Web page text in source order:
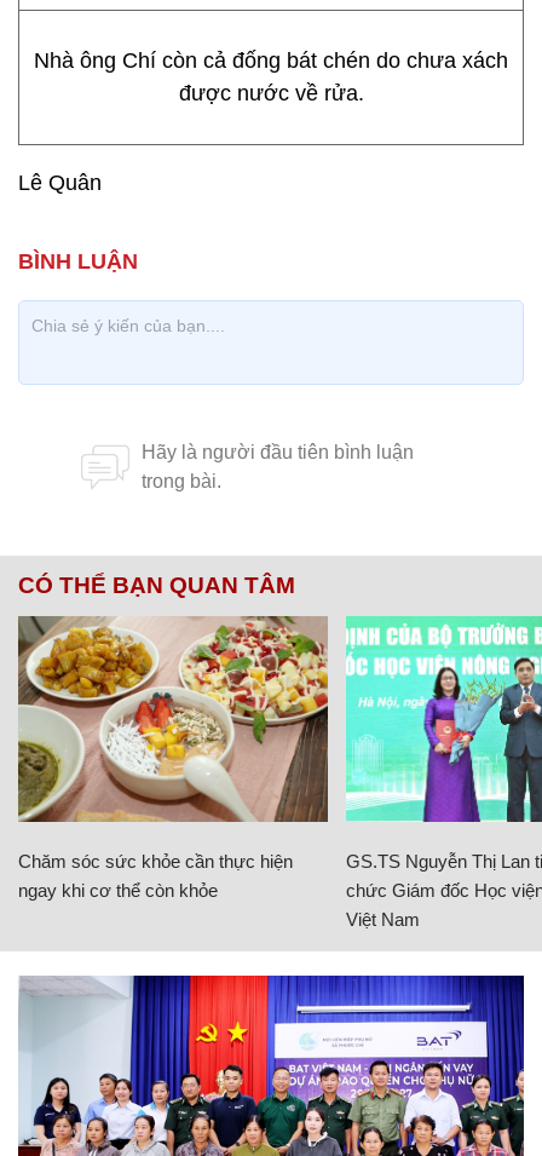
Nhà ông Chí còn cả đống bát chén do chưa xách
được nước về rửa.
Lê Quân
CÓ THỂ BẠN QUAN TÂM
Chăm sóc sức khỏe cần thực hiện
ngay khi cơ thể còn khỏe
GS.TS Nguyễn Thị Lan
chức Giám đốc Học
Việt Nam